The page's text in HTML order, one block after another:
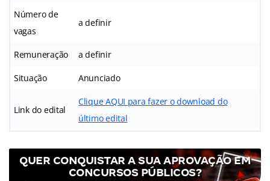
Número de
vagas
a definir
Remuneração a definir
Situação Anunciado
Link do edital
Clique AQUI para fazer o download do
último edital
QUER CONQUISTAR A SUA APROVAÇÃO EM
CONCURSOS PÚBLICOS?